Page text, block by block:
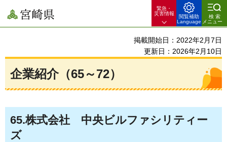
宮崎県
緊急・
災害情報
閲覧補助
Language
検索
メニュー
掲載開始日：2022年2月7日
更新日：2026年2月10日
企業紹介（65～72）
65.株式会社 中央ビルファシリティー
ズ